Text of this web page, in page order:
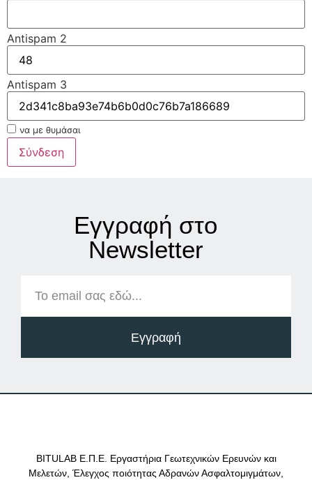
Antispam 2
Antispam 3
να με θυμάσαι
Σύνδεση
Εγγραφή στο
Νewsletter
Εγγραφή
BITULAB Ε.Π.Ε. Εργαστήρια Γεωτεχνικών Ερευνών και
Μελετών, Έλεγχος ποιότητας Αδρανών Ασφαλτομιγμάτων,